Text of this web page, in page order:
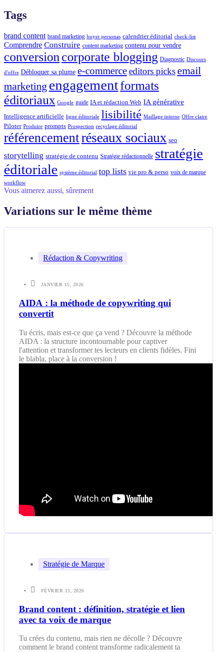
Tags
brand content brand marketing buyer personas calendrier éditorial check-list
Comprendre Construire content marketing contenu pour vendre
conversion corporate blogging Diagnostic Discours
d'offre Débloquer sa plume e-commerceeditors picksemail
marketing engagementformats
éditoriaux Google guide IA et rédaction Web IA générative
Intelligence artificielle ligne éditoriale lisibilité Maillage interne Offre claire
Piloter Produire prompts Prospection recyclage éditorial
référencementréseaux sociaux seo
storytelling stratégie de contenu Stratégie rédactionnelle stratégie
éditoriale système éditorial top lists vie pro & perso voix de marque
workflow
Vous aimerez aussi, sûrement
Variations sur le même thème
Rédaction & Copywriting
JANVIER 15, 2026
AIDA : la méthode de copywriting qui
convertit
Tu écris, mais est-ce que ça vend ? Découvre la méthode
AIDA : la structure incontournable pour captiver
l'attention et transformer tes lecteurs en clients fidèles. Fini
le blabla, place à la conversion !
Stratégie de Marque
FÉVRIER 13, 2026
Brand content : définition, stratégie et lien
avec ta voix de marque
Tu crées du contenu, mais rien ne décolle ? Découvre
comment le brand content transforme radicalement ta